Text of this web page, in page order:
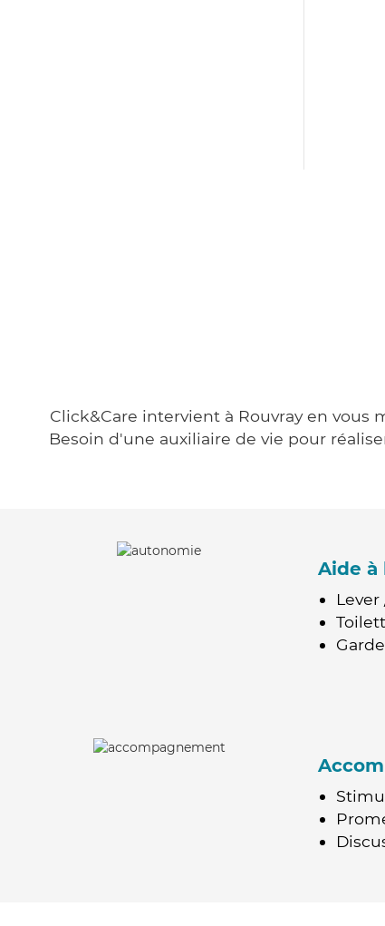
Click&Care intervient à Rouvray en vous
Besoin d'une auxiliaire de vie pour
Aide à